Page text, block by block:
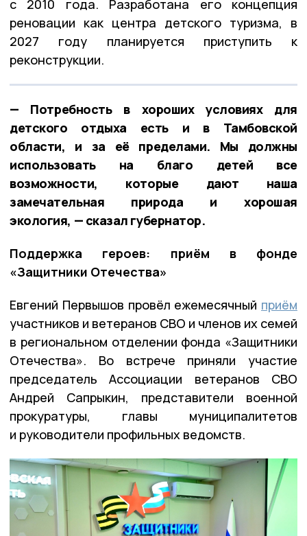
с 2010 года. Разработана его концепция
реновации как центра детского туризма, в
2027 году планируется приступить к
реконструкции.
— Потребность в хороших условиях для
детского отдыха есть и в Тамбовской
области, и за её пределами. Мы должны
использовать на благо детей все
возможности, которые дают наша
замечательная природа и хорошая
экология, — сказал губернатор.
Поддержка героев: приём в фонде
«Защитники Отечества»
Евгений Первышов провёл ежемесячный приём
участников и ветеранов СВО и членов их семей
в региональном отделении фонда «Защитники
Отечества». Во встрече приняли участие
председатель Ассоциации ветеранов СВО
Андрей Сапрыкин, представители военной
прокуратуры, главы муниципалитетов
и руководители профильных ведомств.